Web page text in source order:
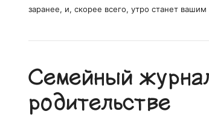
заранее, и, скорее всего, утро станет
Семейный
родительстве